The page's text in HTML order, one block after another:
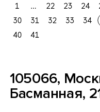
1 ... 22 23 24
30
31 32 33 34
40
41
105066,
Басманная,